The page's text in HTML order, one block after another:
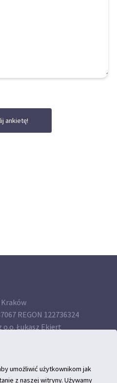
ankietę!
umożliwić użytkownikom jak
z naszej witryny. Używamy
Kraków
REGON 122736324
o.o. Łukasz Ekiert